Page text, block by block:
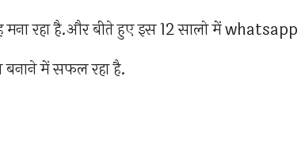
रहा है.और बीते हुए इस 12 सालो में whatsapp
में सफल रहा है.